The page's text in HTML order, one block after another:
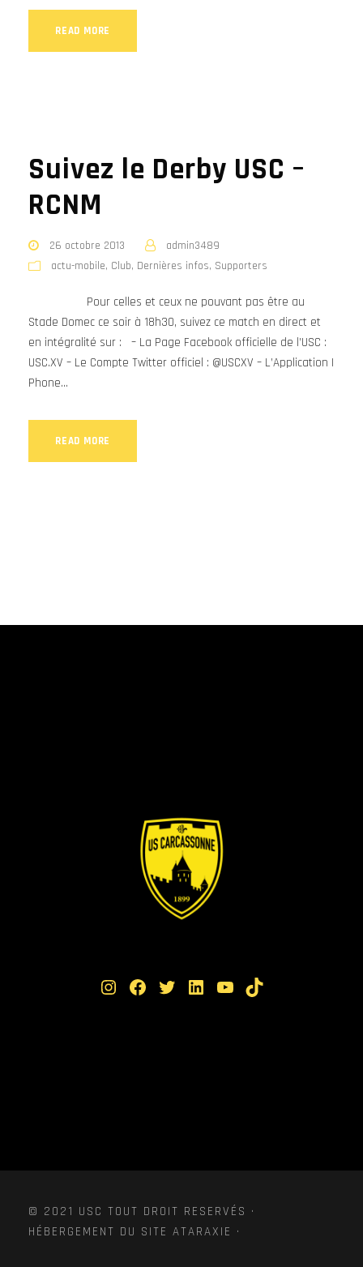
READ MORE
Suivez le Derby USC –
RCNM
26 octobre 2013
admin3489
actu-mobile, Club, Dernières infos, Supporters
Pour celles et ceux ne pouvant pas être au
Stade Domec ce soir à 18h30, suivez ce match en direct et
en intégralité sur : – La Page Facebook officielle de l’USC :
USC.XV – Le Compte Twitter officiel : @USCXV – L’Application I
Phone...
READ MORE
Instagram Facebook Twitter LinkedIn YouTube TikTok
© 2021 USC TOUT DROIT RESERVÉS ·
HÉBERGEMENT DU SITE ATARAXIE ·